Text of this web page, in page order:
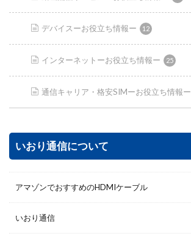
デバイスーお役立ち情報ー 12
インターネットーお役立ち情報ー 25
通信キャリア・格安SIMーお役立ち情報ー
いおり通信について
アマゾンでおすすめのHDMIケーブル
いおり通信